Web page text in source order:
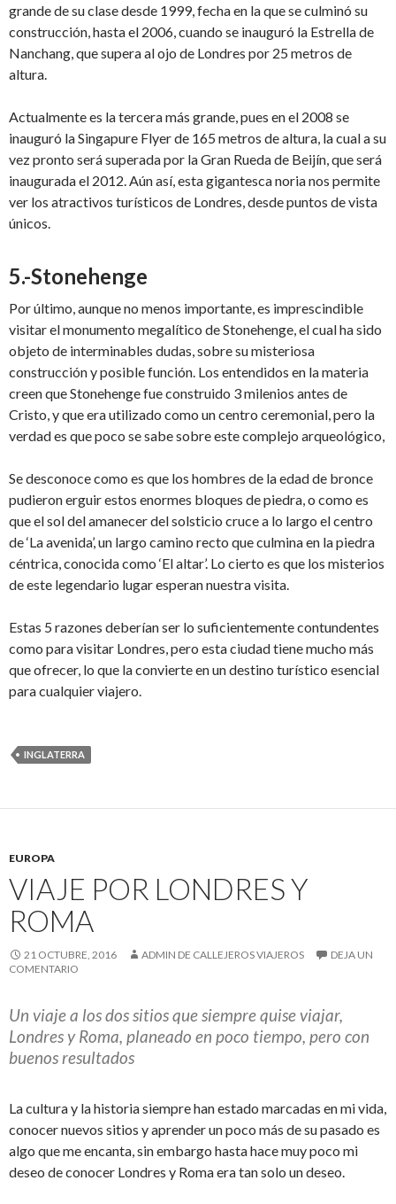
grande de su clase desde 1999, fecha en la que se culminó su
construcción, hasta el 2006, cuando se inauguró la Estrella de
Nanchang, que supera al ojo de Londres por 25 metros de
altura.
Actualmente es la tercera más grande, pues en el 2008 se
inauguró la Singapure Flyer de 165 metros de altura, la cual a su
vez pronto será superada por la Gran Rueda de Beijín, que será
inaugurada el 2012. Aún así, esta gigantesca noria nos permite
ver los atractivos turísticos de Londres, desde puntos de vista
únicos.
5.-Stonehenge
Por último, aunque no menos importante, es imprescindible
visitar el monumento megalítico de Stonehenge, el cual ha sido
objeto de interminables dudas, sobre su misteriosa
construcción y posible función. Los entendidos en la materia
creen que Stonehenge fue construido 3 milenios antes de
Cristo, y que era utilizado como un centro ceremonial, pero la
verdad es que poco se sabe sobre este complejo arqueológico,
Se desconoce como es que los hombres de la edad de bronce
pudieron erguir estos enormes bloques de piedra, o como es
que el sol del amanecer del solsticio cruce a lo largo el centro
de ‘La avenida’, un largo camino recto que culmina en la piedra
céntrica, conocida como ‘El altar’. Lo cierto es que los misterios
de este legendario lugar esperan nuestra visita.
Estas 5 razones deberían ser lo suficientemente contundentes
como para visitar Londres, pero esta ciudad tiene mucho más
que ofrecer, lo que la convierte en un destino turístico esencial
para cualquier viajero.
INGLATERRA
EUROPA
VIAJE POR LONDRES Y
ROMA
21 OCTUBRE, 2016 ADMIN DE CALLEJEROS VIAJEROS
DEJA UN
COMENTARIO
Un viaje a los dos sitios que siempre quise viajar,
Londres y Roma, planeado en poco tiempo, pero con
buenos resultados
La cultura y la historia siempre han estado marcadas en mi vida,
conocer nuevos sitios y aprender un poco más de su pasado es
algo que me encanta, sin embargo hasta hace muy poco mi
deseo de conocer Londres y Roma era tan solo un deseo.